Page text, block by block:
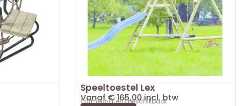
Speeltoestel Lex
Vanaf€165,00incl. btw
1 afmeting(en) beschikbaar